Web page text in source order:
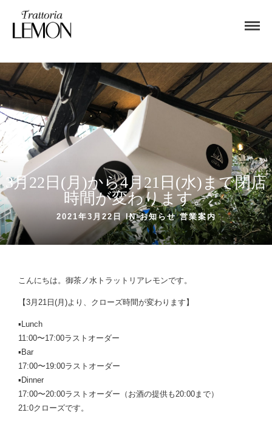
3月22日(月)から4月21日(水)まで閉店
時間が変わります。
2021年3月22日 INお知らせ 営業案内
こんにちは。御茶ノ水トラットリアレモンです。
【3月21日(月)より、クローズ時間が変わります】
▪︎Lunch
11:00〜17:00ラストオーダー
▪︎Bar
17:00〜19:00ラストオーダー
▪︎Dinner
17:00〜20:00ラストオーダー（お酒の提供も20:00まで）
21:0クローズです。